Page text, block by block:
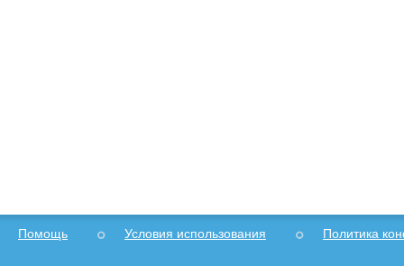
Помощь Условия использования Политика